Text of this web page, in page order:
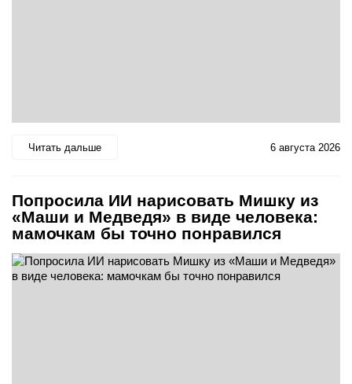
Читать дальше 6 августа 2026
Попросила ИИ нарисовать Мишку из
«Маши и Медведя» в виде человека:
мамочкам бы точно понравился